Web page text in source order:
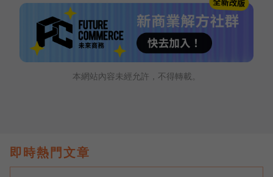
本網站內容未經允許，不得轉載。
即時熱門文章